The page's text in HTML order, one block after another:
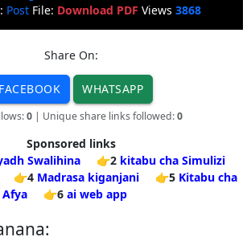
Post File: Download PDF Views 3868
Share On:
FACEBOOK WHATSAPP
0| Unique share links followed:0
Sponsored links
Swalihina 👉2 kitabu cha Simulizi
👉4 Madrasa kiganjani 👉5 Kitabu cha
Afya
👉6 ai web app